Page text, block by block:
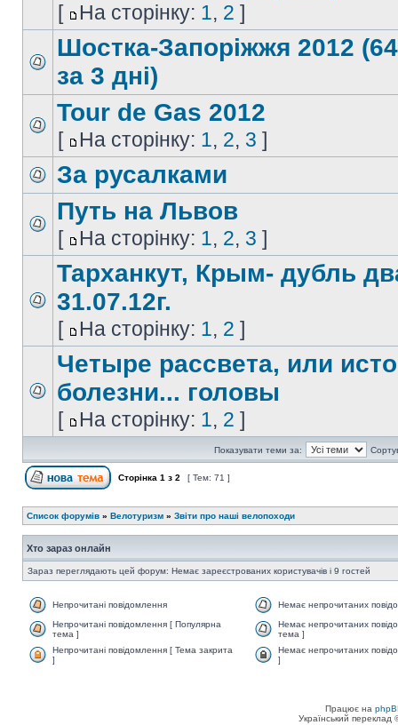
[ На сторінку: 1, 2 ]
Шостка-Запоріжжя 2012
за 3 дні)
Tour de Gas 2012
[ На сторінку: 1, 2, 3 ]
За русалками
Путь на Львов
[ На сторінку: 1, 2, 3 ]
Тарханкут, Крым- дубль
31.07.12г.
[ На сторінку: 1, 2 ]
Четыре рассвета, или
болезни... головы
[ На сторінку: 1, 2 ]
Показувати теми за:
Сторінка 1 з 2 [ Тем: 71 ]
Список форумів » Велотуризм » Звіти про наші велопоходи
Хто зараз онлайн
Зараз переглядають цей форум: Немає зареєстрованих користувачів і 9 гостей
Непрочитані повідомлення
Немає непрочитаних
Непрочитані повідомлення [ Популярна
тема ]
Немає непрочитаних
тема ]
Непрочитані повідомлення [ Тема закрита
]
Немає непрочитаних
]
Працює на
Український